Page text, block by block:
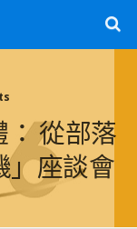
： 從部落
」座談會